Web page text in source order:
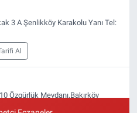
3 A Şenlikköy Karakolu Yanı Tel:
Al
Özgürlük Meydanı,Bakırköy